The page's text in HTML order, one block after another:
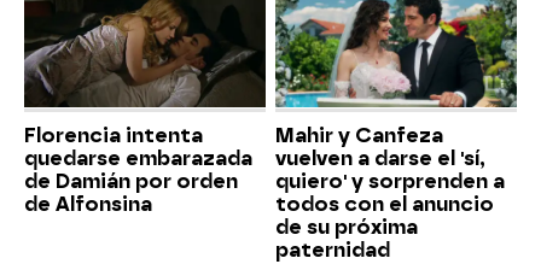
Florencia intenta
quedarse embarazada
de Damián por orden
de Alfonsina
Mahir y Canfeza
vuelven a darse el 'sí,
quiero' y sorprenden a
todos con el anuncio
de su próxima
paternidad